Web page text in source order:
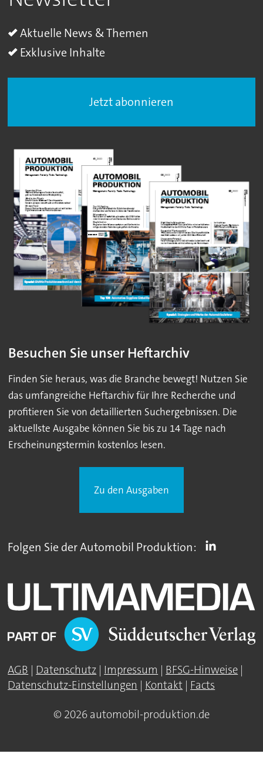
Aktuelle News & Themen
Exklusive Inhalte
Jetzt abonnieren
Besuchen Sie unser Heftarchiv
Finden Sie heraus, was die Branche bewegt! Nutzen Sie
das umfangreiche Heftarchiv für Ihre Recherche und
profitieren Sie von detaillierten Suchergebnissen. Die
aktuellste Ausgabe können Sie bis zu 14 Tage nach
Erscheinungstermin kostenlos lesen.
Zu den Ausgaben
Folgen Sie der Automobil Produktion:
AGB | Datenschutz | Impressum | BFSG-Hinweise |
Datenschutz-Einstellungen | Kontakt | Facts
© 2026 automobil-produktion.de